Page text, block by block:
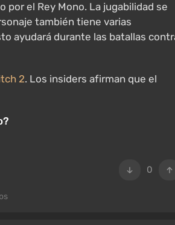
por el Rey Mono. La jugabilidad se
también tiene varias
ayudará durante las batallas
2. Los insiders afirman que el
0